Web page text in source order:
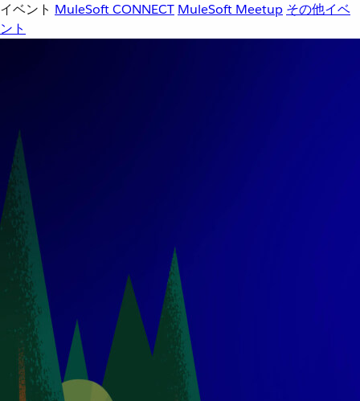
イベント MuleSoft CONNECT MuleSoft Meetup その他イベ
ント